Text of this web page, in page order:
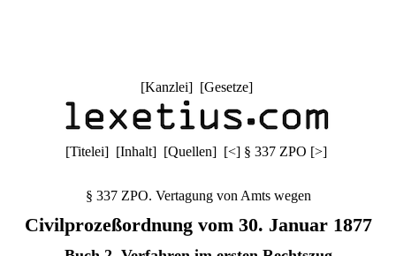
[Kanzlei] [Gesetze]
[Titelei] [Inhalt] [Quellen] [<] § 337 ZPO [>]
§ 337 ZPO. Vertagung von Amts wegen
Civilprozeßordnung vom 30. Januar 1877